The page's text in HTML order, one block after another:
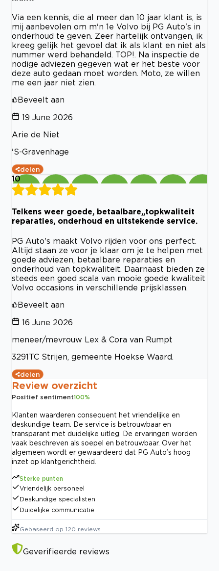
Via een kennis, die al meer dan 10 jaar klant is, is
mij aanbevolen om m'n 1e Volvo bij PG Auto's in
onderhoud te geven. Zeer hartelijk ontvangen, ik
kreeg gelijk het gevoel dat ik als klant en niet als
nummer werd behandeld. TOP!. Na inspectie de
nodige adviezen gegeven wat er het beste voor
deze auto gedaan moet worden. Moto, ze willen
me een jaar niet zien.
Beveelt aan
19 June 2026
Arie de Niet
'S-Gravenhage
delen
10
Telkens weer goede, betaalbare,,topkwaliteit
reparaties, onderhoud en uitstekende service.
PG Auto's maakt Volvo rijden voor ons perfect.
Altijd staan ze voor je klaar om je te helpen met
goede adviezen, betaalbare reparaties en
onderhoud van topkwaliteit. Daarnaast bieden ze
steeds een goed scala van mooie goede kwaliteit
Volvo occasions in verschillende prijsklassen.
Beveelt aan
16 June 2026
meneer/mevrouw Lex & Cora van Rumpt
3291TC Strijen, gemeente Hoekse Waard.
delen
Review overzicht
Positief sentiment100%
Klanten waarderen consequent het vriendelijke en
deskundige team. De service is betrouwbaar en
transparant met duidelijke uitleg. De ervaringen worden
vaak beschreven als soepel en betrouwbaar. Over het
algemeen wordt er gewaardeerd dat PG Auto’s hoog
inzet op klantgerichtheid.
Sterke punten
Vriendelijk personeel
Deskundige specialisten
Duidelijke communicatie
Gebaseerd op 120 reviews
Geverifieerde reviews